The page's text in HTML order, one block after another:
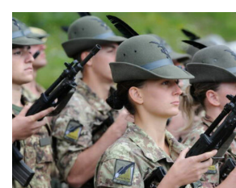
pace e sicurezza” (n.1325/2000). Tra
principali dei Fet, rientrano
popolazione civile, in particolare…